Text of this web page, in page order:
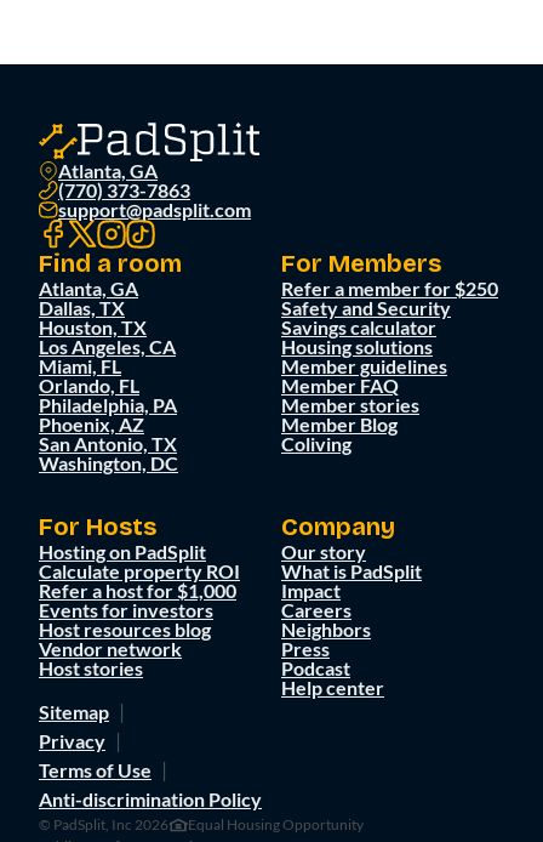
Atlanta, GA
(770) 373-7863
support@padsplit.com
Find a room
Atlanta, GA
Dallas, TX
Houston, TX
Los Angeles, CA
Miami, FL
Orlando, FL
Philadelphia, PA
Phoenix, AZ
San Antonio, TX
Washington, DC
For Members
Refer a member for $250
Safety and Security
Savings calculator
Housing solutions
Member guidelines
Member FAQ
Member stories
Member Blog
Coliving
For Hosts
Hosting on PadSplit
Calculate property ROI
Refer a host for $1,000
Events for investors
Host resources blog
Vendor network
Host stories
Company
Our story
What is PadSplit
Impact
Careers
Neighbors
Press
Podcast
Help center
Sitemap
Privacy
Terms of Use
Anti-discrimination Policy
© PadSplit, Inc 2026
Equal Housing Opportunity